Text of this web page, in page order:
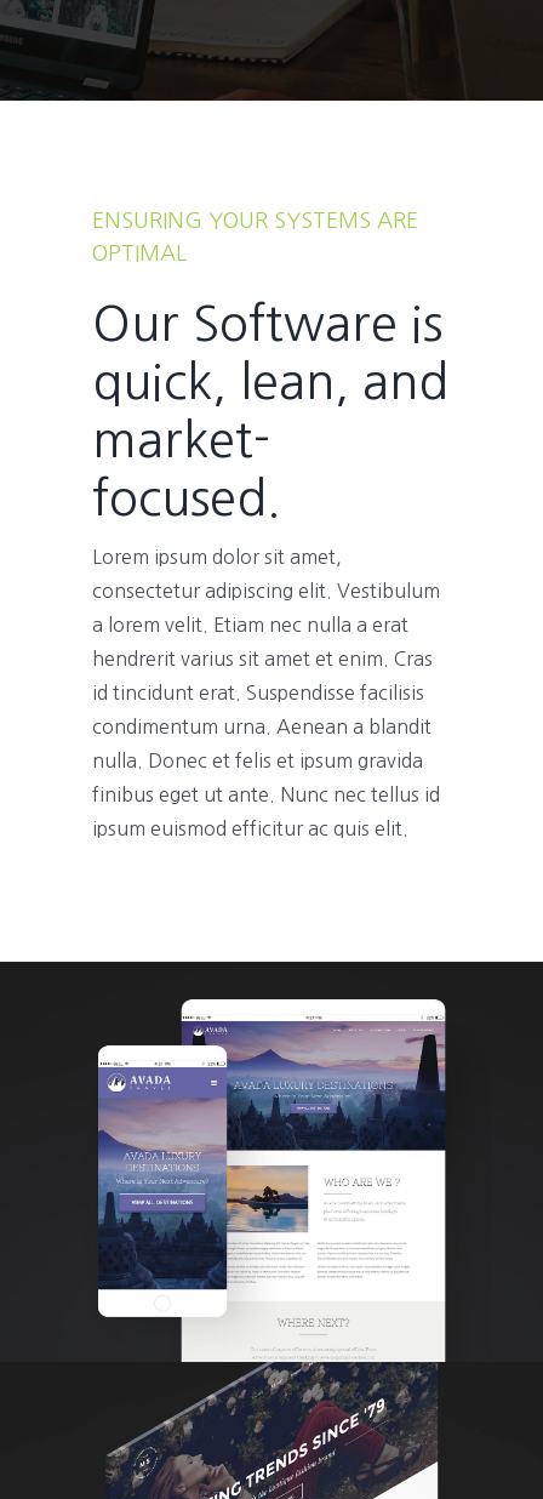
ENSURING YOUR SYSTEMS ARE
OPTIMAL
Our Software is
quick, lean, and
market-
focused.
Lorem ipsum dolor sit amet,
consectetur adipiscing elit. Vestibulum
a lorem velit. Etiam nec nulla a erat
hendrerit varius sit amet et enim. Cras
id tincidunt erat. Suspendisse facilisis
condimentum urna. Aenean a blandit
nulla. Donec et felis et ipsum gravida
finibus eget ut ante. Nunc nec tellus id
ipsum euismod efficitur ac quis elit.